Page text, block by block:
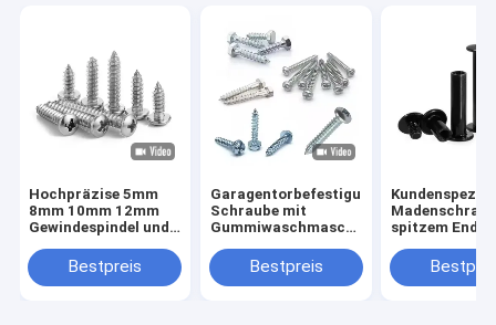
Hochpräzise 5mm
8mm 10mm 12mm
Gewindespindel und
T10 T12
Trapezgewindespindel
Bestpreis
Garagentorbefestigungen,
Schraube mit
Gummiwaschmaschine,
Bestpreis
spitzem Ende
M5 M6 M8
Kegelspitze